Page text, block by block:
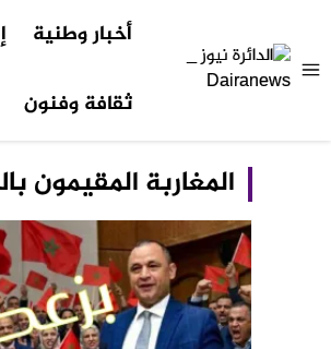
أخبار وطنية
ثقافة وفنون
المغاربة المقيمون